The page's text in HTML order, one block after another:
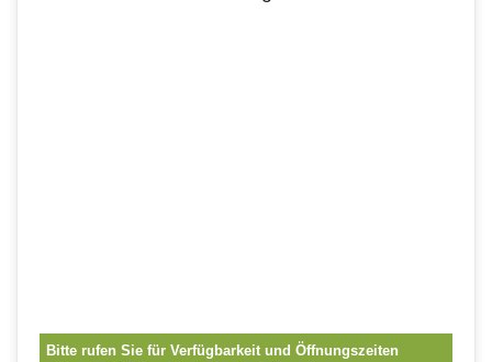
Bitte rufen Sie für Verfügbarkeit und Öffnungszeiten